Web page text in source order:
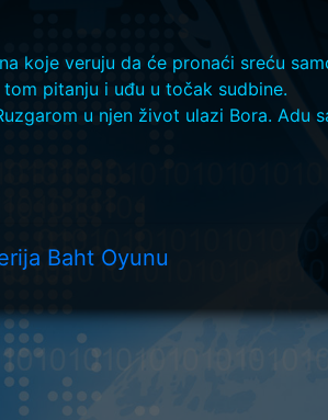
koje veruju da će pronaći sreću
pitanju i uđu u točak sudbine.
u njen život ulazi Bora. Adu
Baht Oyunu